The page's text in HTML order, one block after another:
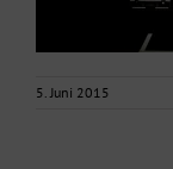
5. Juni 2015